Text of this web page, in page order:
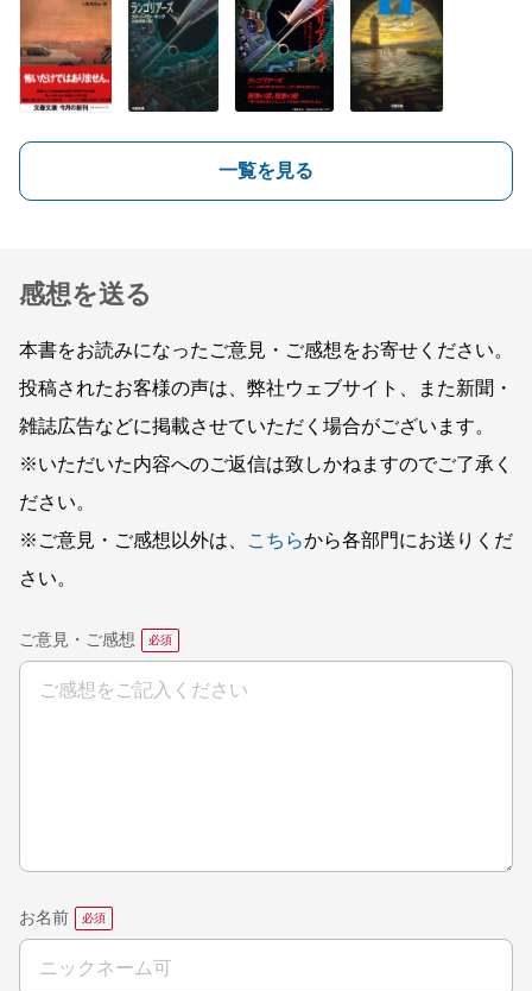
一覧を見る
感想を送る
本書をお読みになったご意見・ご感想をお寄せください。
投稿されたお客様の声は、弊社ウェブサイト、また新聞・
雑誌広告などに掲載させていただく場合がございます。
※いただいた内容へのご返信は致しかねますのでご了承く
ださい。
※ご意見・ご感想以外は、
こちらから各部門にお送りくだ
さい。
ご意見・ご感想
お名前